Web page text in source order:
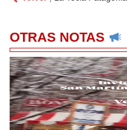
OTRAS NOTAS